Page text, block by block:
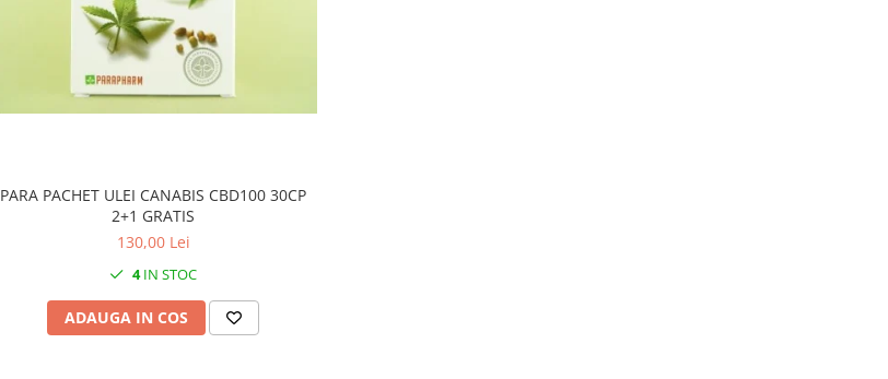
PARA PACHET ULEI CANABIS CBD100 30CP
2+1 GRATIS
130,00 Lei
4IN STOC
ADAUGA IN COS